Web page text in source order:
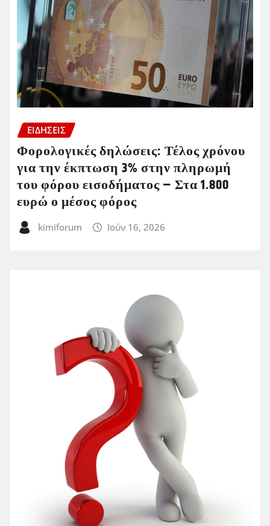
ΕΙΔΗΣΕΙΣ
Φορολογικές δηλώσεις: Τέλος χρόνου
για την έκπτωση 3% στην πληρωμή
του φόρου εισοδήματος – Στα 1.800
ευρώ ο μέσος φόρος
kimiforum Ιούν 16, 2026